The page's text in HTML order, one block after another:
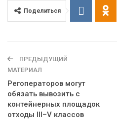
Поделиться
ПРЕДЫДУЩИЙ
МАТЕРИАЛ
Регоператоров могут
обязать вывозить с
контейнерных площадок
отходы III–V классов